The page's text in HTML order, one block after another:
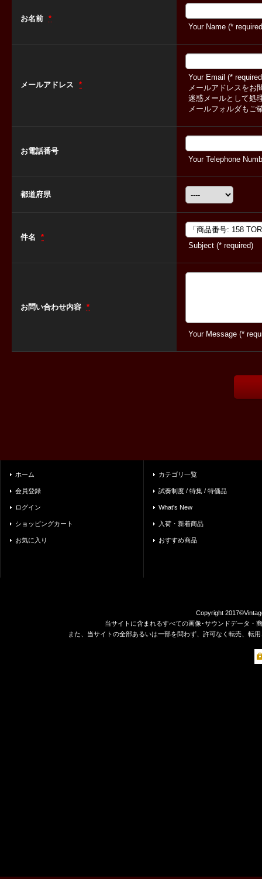
お名前 *
Your Name (*
メールアドレス *
Your Email (*
メールアドレスをお
迷惑メールとして処
メールフォルダもご
お電話番号
Your Telephone
都道府県
件名
*
Subject (* required)
お問い合わせ内容 *
Your Message (*
ホーム
会員登録
ログイン
ショッピングカート
お気に入り
カテゴリ一覧
試奏制度 / 特集 / 特価品
What's New
入荷・新着商品
おすすめ商品
Copyright
当サイトに含まれるすべての画像･サウンドデータ・
また、当サイトの全部あるいは一部を問わず、許可なく転売、転